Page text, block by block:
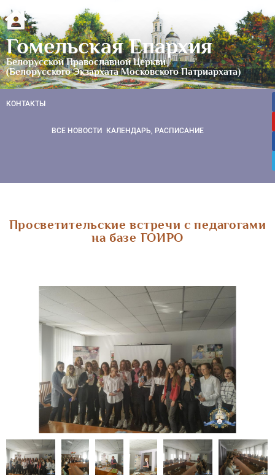
Гомельская Епархия
Белорусской Православной Церкви
(Белорусского Экзархата Московского Патриархата)
КОНТАКТЫ
ВСЕ НОВОСТИ КАЛЕНДАРЬ, РАСПИСАНИЕ
Просветительские встречи с педагогами
на базе ГОИРО